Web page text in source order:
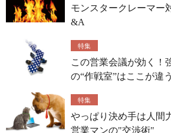
モンスタークレーマー
&A
特集
この営業会議が効く！
の“作戦室”はここが違う
特集
やっぱり決め手は人間
営業マンの"交渉術"